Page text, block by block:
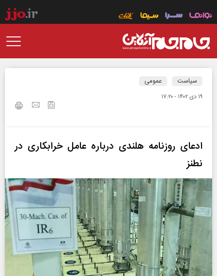
سیاست عمومی
۱۹ دی ۱۴۰۲ - ۱۷:۲۰
ادعای روزنامه هلندی درباره عامل خرابکاری در
نطنز